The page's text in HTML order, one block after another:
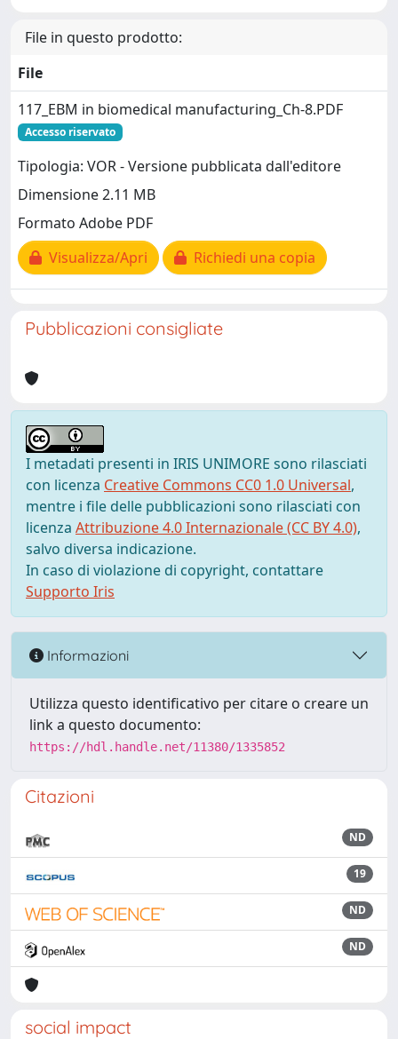
File in questo prodotto:
File
117_EBM in biomedical manufacturing_Ch-8.PDF
Accesso riservato
Tipologia: VOR - Versione pubblicata dall'editore
Dimensione 2.11 MB
Formato Adobe PDF
Visualizza/Apri
Richiedi una copia
Pubblicazioni consigliate
I metadati presenti in IRIS UNIMORE sono rilasciati
con licenza Creative Commons CC0 1.0 Universal,
mentre i file delle pubblicazioni sono rilasciati con
licenza Attribuzione 4.0 Internazionale (CC BY 4.0),
salvo diversa indicazione.
In caso di violazione di copyright, contattare
Supporto Iris
Informazioni
Utilizza questo identificativo per citare o creare un
link a questo documento:
https://hdl.handle.net/11380/1335852
Citazioni
ND
19
ND
ND
social impact